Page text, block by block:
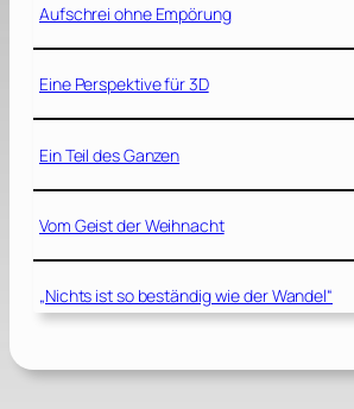
Aufschrei ohne Empörung
Eine Perspektive für 3D
Ein Teil des Ganzen
Vom Geist der Weihnacht
„Nichts ist so beständig wie der Wandel“